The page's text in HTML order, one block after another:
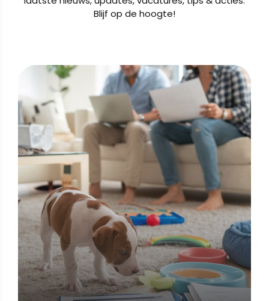
Blijf op de hoogte!